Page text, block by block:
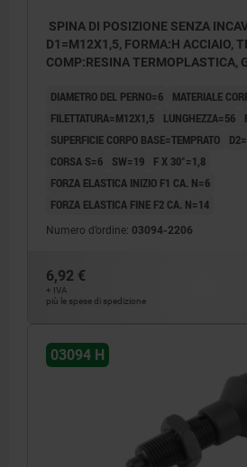
SPINA DI POSIZIONE SENZA
D1=M12X1,5, FORMA:H ACCIAIO,
COMP:RESINA TERMOPLASTICA,
DIAMETRO DEL PERNO=6
MATERIALE
FILETTATURA=M12X1,5
LUNGHEZZA=56
SUPERFICIE CORPO BASE=TEMPRATO
CORSA S=6
SW=19
F X 30°=1,8
FORZA ELASTICA INIZIO F1 CA. N=6
FORZA ELASTICA FINE F2 CA. N=14
Numero d’ordine: 03094-2206
6,92 €
+ IVA
più le spese di spedizione
03094 H